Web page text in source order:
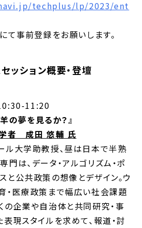
techplus/lp/2023/ent
て事前登録をお願いします。
ッション概要・登壇
11:20
の夢を見るか？』
学者 成田 悠輔 氏
ル大学助教授、昼は日本で半熟
は、データ・アルゴリズム・ポ
と公共政策の想像とデザイン。ウ
・医療政策まで幅広い社会課題
の企業や自治体と共同研究・事
現スタイルを求めて、報道・討